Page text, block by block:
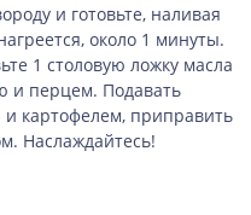
и готовьте, наливая
около 1 минуты.
1 столовую ложку масла
и перцем. Подавать
и картофелем, приправить
Наслаждайтесь!